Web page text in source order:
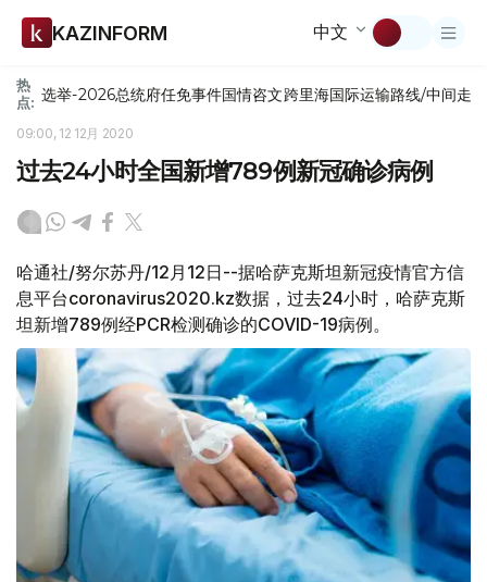
KAZINFORM 中文
热
点: 选举-2026总统府任免事件国情咨文跨里海国际运输路线/中间走廊
09:00, 12 12月 2020
过去24小时全国新增789例新冠确诊病例
哈通社/努尔苏丹/12月12日--据哈萨克斯坦新冠疫情官方信
息平台coronavirus2020.kz数据，过去24小时，哈萨克斯
坦新增789例经PCR检测确诊的COVID-19病例。